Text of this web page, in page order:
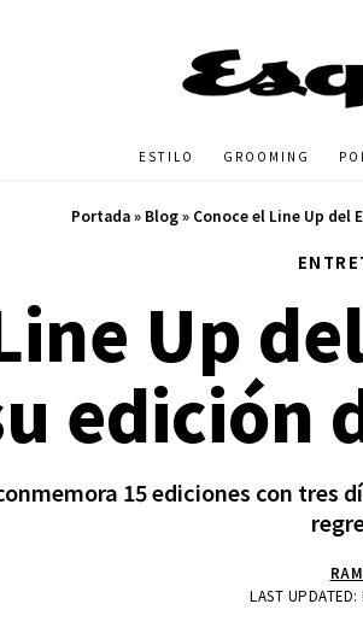
ESTILO GROOMING
Portada» Blog» Conoce el Line Up del
Up
edición
15 ediciones con
LAST